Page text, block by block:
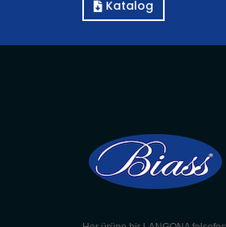
Katalog